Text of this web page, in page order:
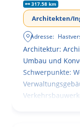
317.58 km
Architekten/
Adresse:
Architektur:
Umbau und
Schwerpunkte: